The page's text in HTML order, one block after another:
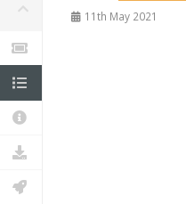
11th May 2021